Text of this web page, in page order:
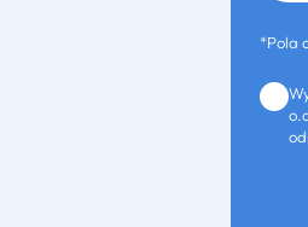
*Pola